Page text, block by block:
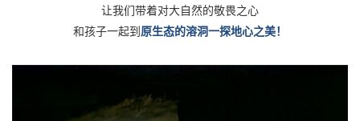
让我们带着对大自然的敬畏之心
和孩子一起到原生态的溶洞一探地心之美！